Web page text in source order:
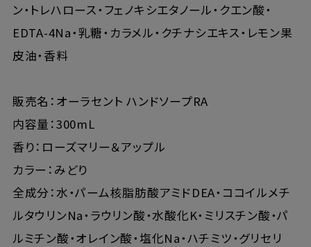
ン・トレハロース・フェノキシエタノール・クエン酸・
EDTA-4Na・乳糖・カラメル・クチナシエキス・レモン果
皮油・香料
販売名：オーラセント ハンドソープRA
内容量：300mL
香り：ローズマリー＆アップル
カラー：みどり
全成分：水・パーム核脂肪酸アミドDEA・ココイルメチ
ルタウリンNa・ラウリン酸・水酸化K・ミリスチン酸・パ
ルミチン酸・オレイン酸・塩化Na・ハチミツ・グリセリ